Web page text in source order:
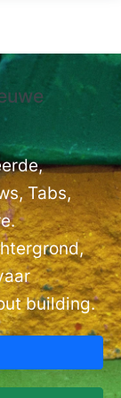
Tabs,
building.